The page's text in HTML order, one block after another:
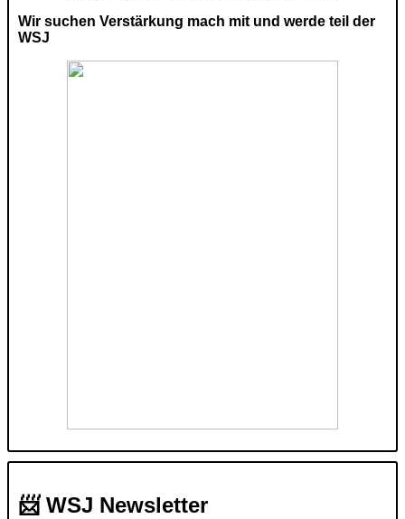
Wir suchen Verstärkung mach mit und werde teil der
WSJ
📨 WSJ Newsletter